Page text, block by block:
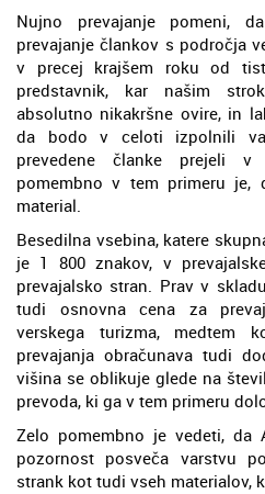
Nujno prevajanje pomeni,
prevajanje člankov s področja
v precej krajšem roku od
predstavnik, kar našim
absolutno nikakršne ovire, in
da bodo v celoti izpolnili
prevedene članke prejeli v
pomembno v tem primeru je,
material.
Besedilna vsebina, katere
je 1 800 znakov, v
prevajalsko stran. Prav v
tudi osnovna cena za
verskega turizma, medtem
prevajanja obračunava tudi
višina se oblikuje glede na
prevoda, ki ga v tem primeru
Zelo pomembno je vedeti, da
pozornost posveča varstvu
strank kot tudi vseh materialov,